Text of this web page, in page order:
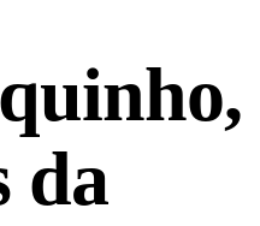
da